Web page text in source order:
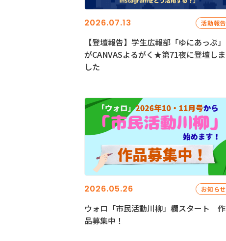
2026.07.13 活動報告
【登壇報告】学生広報部「ゆにあっぷ」
がCANVASよるがく★第71夜に登壇しま
した
2026.05.26 お知らせ
ウォロ「市民活動川柳」欄スタート 作
品募集中！